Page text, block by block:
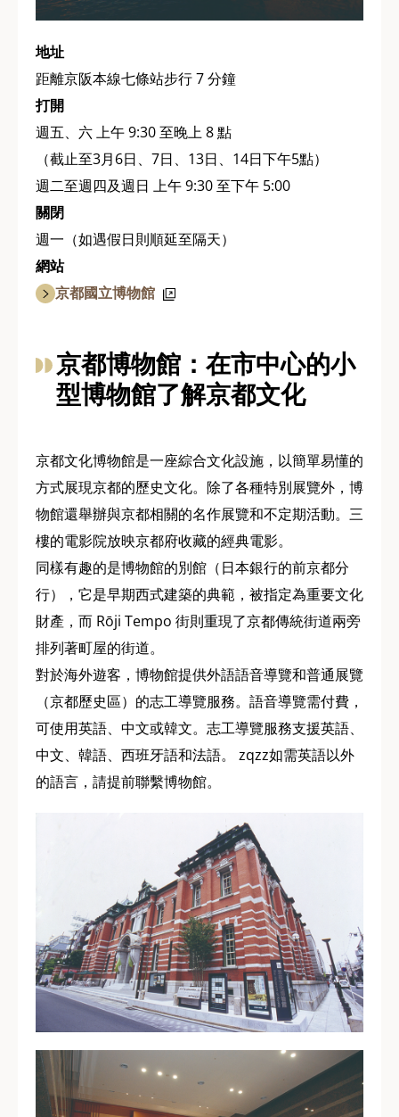
地址
距離京阪本線七條站步行 7 分鐘
打開
週五、六 上午 9:30 至晚上 8 點
（截止至3月6日、7日、13日、14日下午5點）
週二至週四及週日 上午 9:30 至下午 5:00
關閉
週一（如遇假日則順延至隔天）
網站
京都國立博物館
京都博物館：在市中心的小
型博物館了解京都文化
京都文化博物館是一座綜合文化設施，以簡單易懂的
方式展現京都的歷史文化。除了各種特別展覽外，博
物館還舉辦與京都相關的名作展覽和不定期活動。三
樓的電影院放映京都府收藏的經典電影。
同樣有趣的是博物館的別館（日本銀行的前京都分
行），它是早期西式建築的典範，被指定為重要文化
財產，而 Rōji Tempo 街則重現了京都傳統街道兩旁
排列著町屋的街道。
對於海外遊客，博物館提供外語語音導覽和普通展覽
（京都歷史區）的志工導覽服務。語音導覽需付費，
可使用英語、中文或韓文。志工導覽服務支援英語、
中文、韓語、西班牙語和法語。 zqzz如需英語以外
的語言，請提前聯繫博物館。